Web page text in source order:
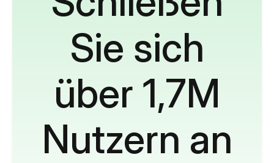
Sie sich
über 1,7M
Nutzern an